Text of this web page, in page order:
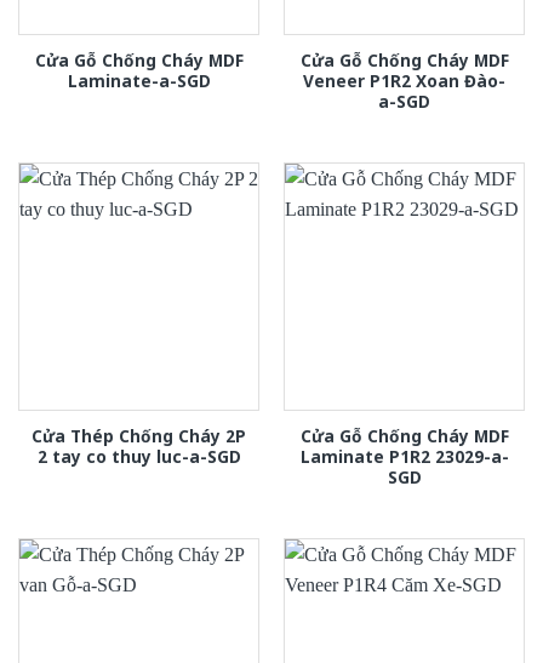
Cửa Gỗ Chống Cháy MDF
Laminate-a-SGD
Cửa Gỗ Chống Cháy MDF
Veneer P1R2 Xoan Đào-
a-SGD
Cửa Thép Chống Cháy 2P
2 tay co thuy luc-a-SGD
Cửa Gỗ Chống Cháy MDF
Laminate P1R2 23029-a-
SGD